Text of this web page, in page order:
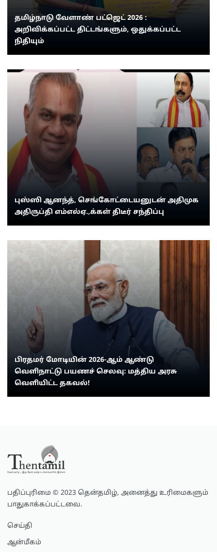
தமிழ்நாடு வேளாண் பட்ஜெட் 2026 :
அறிவிக்கப்பட்ட திட்டங்களும், ஒதுக்கப்பட்ட
நிதியும்
புஸ்ஸி ஆனந்த், செங்கோட்டையனுடன் அதிமுக
அதிருப்தி எம்எல்ஏ.,க்கள் திடீர் சந்திப்பு
பிரதமர் மோடியின் 2026-ஆம் ஆண்டு
வெளிநாட்டு பயணச் செலவு: மத்திய அரசு
வெளியிட்ட தகவல்!
பதிப்புரிமை © 2023 தென்தமிழ், அனைத்து உரிமைகளும்
பாதுகாக்கப்பட்டவை.
செய்தி
ஆன்மீகம்